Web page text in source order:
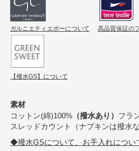
ガルニエティエボーについて 高品質保証の
【撥水GS】について
素材
コットン(綿)100% （撥水あり） フラ
スレッドカウント（ナプキンは撥水な
◆撥水GSについて、お手入れについ